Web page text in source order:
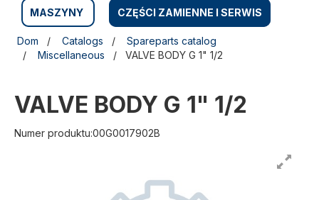
MASZYNY CZĘŚCI ZAMIENNE I SERWIS
Dom Catalogs
Spareparts catalog
Miscellaneous
VALVE BODY G 1" 1/2
VALVE BODY G 1" 1/2
Numer produktu:00G0017902B